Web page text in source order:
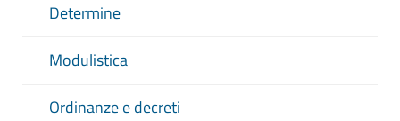
Determine
Modulistica
Ordinanze e decreti